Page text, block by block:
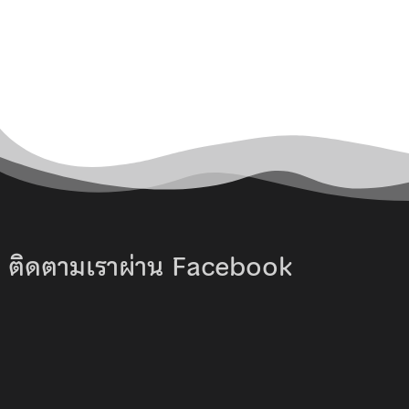
ติดตามเราผ่าน Facebook